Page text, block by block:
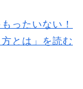
ったいない！
方とは」を読む